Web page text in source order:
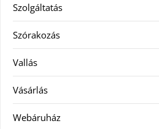
Szolgáltatás
Szórakozás
Vallás
Vásárlás
Webáruház